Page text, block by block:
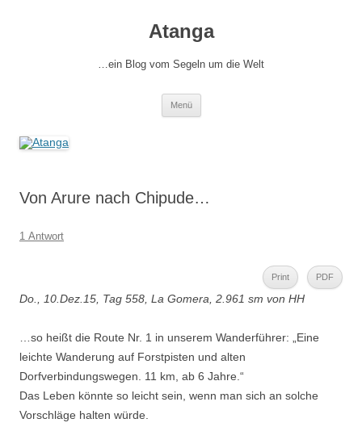
Atanga
…ein Blog vom Segeln um die Welt
Menü
Von Arure nach Chipude…
1 Antwort
Print PDF
Do., 10.Dez.15, Tag 558, La Gomera, 2.961 sm von HH
…so heißt die Route Nr. 1 in unserem Wanderführer: „Eine
leichte Wanderung auf Forstpisten und alten
Dorfverbindungswegen. 11 km, ab 6 Jahre.“
Das Leben könnte so leicht sein, wenn man sich an solche
Vorschläge halten würde.